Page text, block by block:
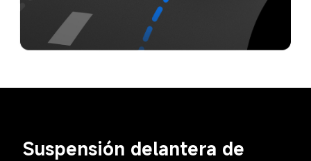
Suspensión delantera de